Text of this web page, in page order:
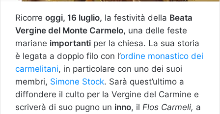
Ricorre oggi, 16 luglio, la festività della Beata
Vergine del Monte Carmelo, una delle feste
mariane importanti per la chiesa. La sua storia
è legata a doppio filo con l’ordine monastico dei
carmelitani, in particolare con uno dei suoi
membri, Simone Stock. Sarà quest’ultimo a
diffondere il culto per la Vergine del Carmine e
scriverà di suo pugno un inno, il Flos Carmeli, a